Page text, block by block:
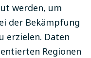
werden, um
der Bekämpfung
erzielen. Daten
Regionen